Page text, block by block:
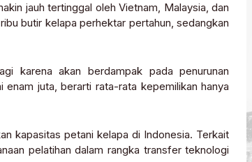
jauh tertinggal oleh Vietnam, Malaysia, dan
butir kelapa perhektar pertahun, sedangkan
karena akan berdampak pada penurunan
juta, berarti rata-rata kepemilikan hanya
kapasitas petani kelapa di Indonesia. Terkait
pelatihan dalam rangka transfer teknologi